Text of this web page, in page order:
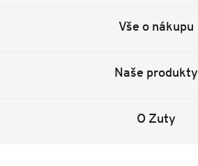
Vše o nákupu
Naše produkty
O Zuty